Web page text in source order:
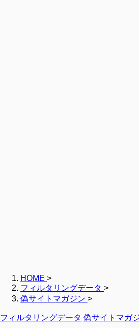
HOME >
フィルタリングデータ >
偽サイトマガジン >
フィルタリングデータ 偽サイトマガ